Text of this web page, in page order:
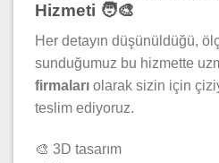
Hizmeti 🧑‍🎨
Her detayın düşünüldüğü,
sunduğumuz bu hizmette
firmaları olarak sizin için
teslim ediyoruz.
🎨 3D tasarım